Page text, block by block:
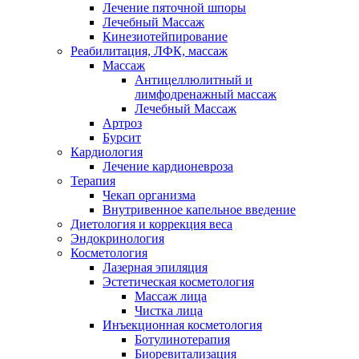
Лечение пяточной шпоры
Лечебный Массаж
Кинезиотейпирование
Реабилитация, ЛФК, массаж
Массаж
Антицеллюлитный и
лимфодренажный массаж
Лечебный Массаж
Артроз
Бурсит
Кардиология
Лечение кардионевроза
Терапия
Чекап организма
Внутривенное капельное введение
Диетология и коррекция веса
Эндокринология
Косметология
Лазерная эпиляция
Эстетическая косметология
Массаж лица
Чистка лица
Инъекционная косметология
Ботулинотерапия
Биоревитализация